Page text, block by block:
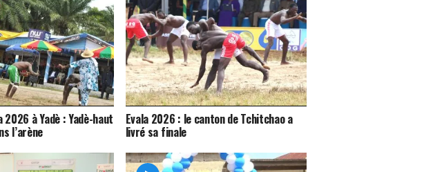
2026 à Yadè : Yadè-haut
l’arène
Evala 2026 : le canton de Tchitchao a
livré sa finale